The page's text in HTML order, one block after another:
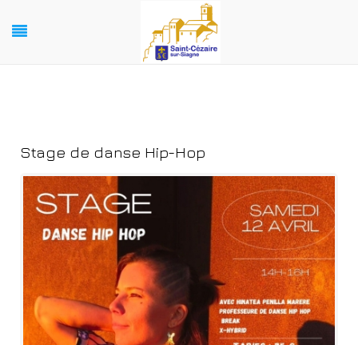
Stage de danse Hip-Hop